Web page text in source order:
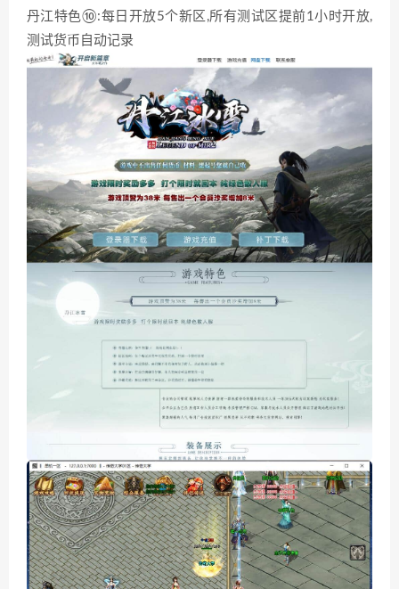
丹江特色⑩:每日开放5个新区,所有测试区提前1小时开放,
测试货币自动记录